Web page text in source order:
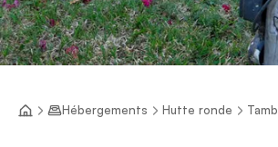
Hébergements Hutte ronde